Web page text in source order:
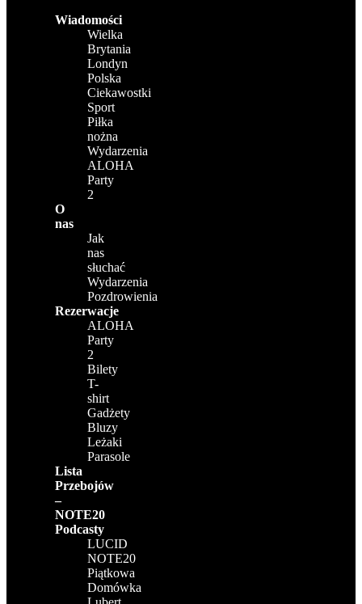
Wiadomości
Wielka
Brytania
Londyn
Polska
Ciekawostki
Sport
Piłka
nożna
Wydarzenia
ALOHA
Party
2
O
nas
Jak
nas
słuchać
Wydarzenia
Pozdrowienia
Rezerwacje
ALOHA
Party
2
Bilety
T-
shirt
Gadżety
Bluzy
Leżaki
Parasole
Lista
Przebojów
–
NOTE20
Podcasty
LUCID
NOTE20
Piątkowa
Domówka